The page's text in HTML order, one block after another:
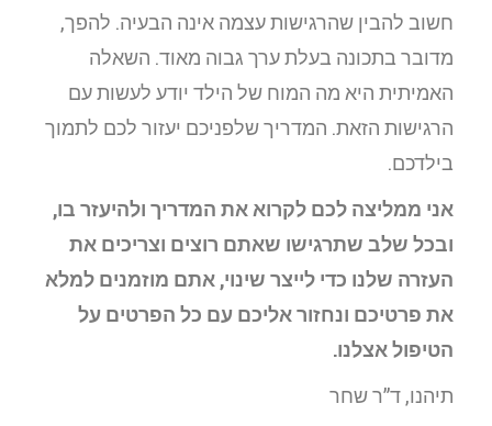
חשוב להבין שהרגישות עצמה אינה הבעיה. להפך,
מדובר בתכונה בעלת ערך גבוה מאוד. השאלה
האמיתית היא מה המוח של הילד יודע לעשות עם
הרגישות הזאת. המדריך שלפניכם יעזור לכם לתמוך
בילדכם.
אני ממליצה לכם לקרוא את המדריך ולהיעזר בו,
ובכל שלב שתרגישו שאתם רוצים וצריכים את
העזרה שלנו כדי לייצר שינוי, אתם מוזמנים למלא
את פרטיכם ונחזור אליכם עם כל הפרטים על
הטיפול אצלנו.
תיהנו, ד”ר שחר